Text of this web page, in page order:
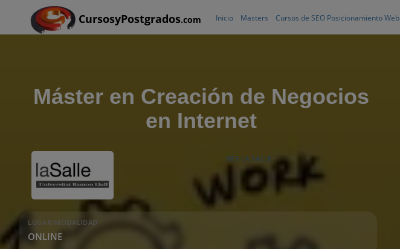
CursosyPostgrados.com Inicio Masters Cursos de SEO Posicionamiento Web
Máster en Creación de Negocios
en Internet
BES LA SALLE
LUGAR/MODALIDAD
ONLINE